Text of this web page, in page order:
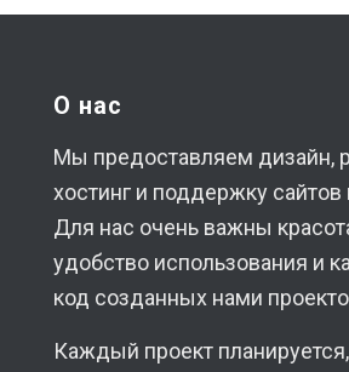
О нас
Мы предоставляем дизайн,
хостинг и поддержку сайтов
Для нас очень важны
удобство использования и
код созданных нами
Каждый проект